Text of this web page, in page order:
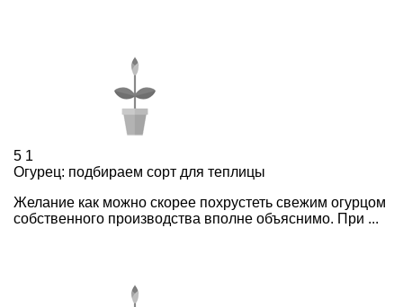
5 1
Огурец: подбираем сорт для теплицы
Желание как можно скорее похрустеть свежим огурцом
собственного производства вполне объяснимо. При ...